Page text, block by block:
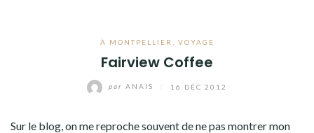
À MONTPELLIER VOYAGE
Fairview Coffee
par ANAIS 16 DÉC 2012
Sur le blog, on me reproche souvent de ne pas montrer mon